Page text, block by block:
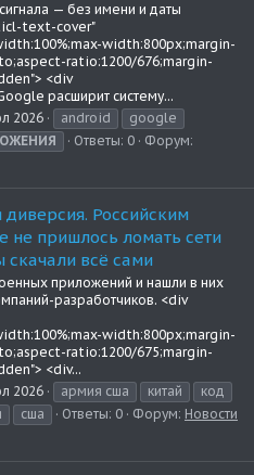
— без имени и даты
text-cover"
width:800px;margin-
ratio:1200/676;margin-
<div
расширит систему...
2026 android
google
Ответы: 0
Форум:
Российским
не пришлось ломать сети
всё сами
приложений и нашли в них
разработчиков. <div
width:800px;margin-
ratio:1200/675;margin-
<div...
2026 армия сша китай
код
сша Ответы: 0 Форум: Новости